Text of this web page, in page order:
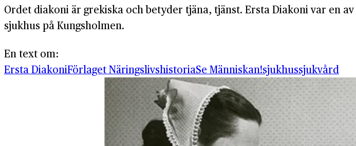
Ordet diakoni är grekiska och betyder tjäna, tjänst. Ersta Diakoni var en
sjukhus på Kungsholmen.
En text om:
Ersta DiakoniFörlaget NäringslivshistoriaSe Människan!sjukhussjukvård